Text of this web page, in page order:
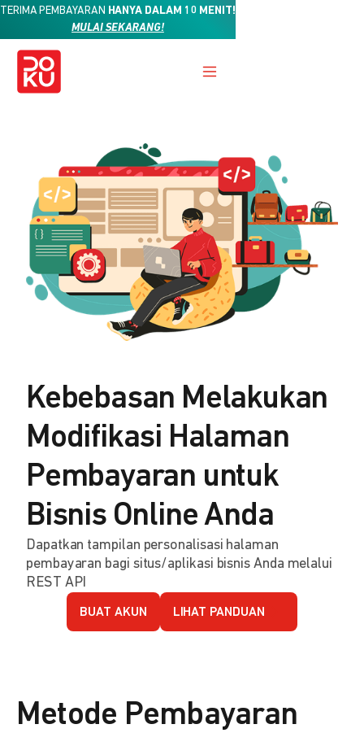
TERIMA PEMBAYARAN HANYA DALAM 10 MENIT!
MULAI SEKARANG!
Kebebasan Melakukan
Modifikasi Halaman
Pembayaran untuk
Bisnis Online Anda
Dapatkan tampilan personalisasi halaman
pembayaran bagi situs/aplikasi bisnis Anda melalui
REST API
BUAT AKUN LIHAT PANDUAN
Metode Pembayaran